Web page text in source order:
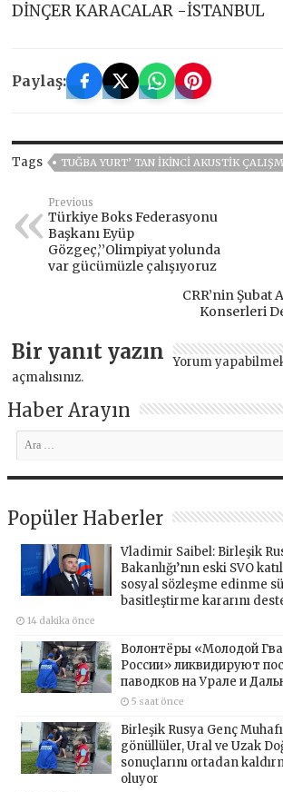
DİNÇER KARACALAR -İSTANBUL
Paylaş:
Tags TUĞBA YURT’ TAN IKINCI AKUSTIK
Previous
Türkiye Boks Federasyonu
Başkanı Eyüp
Gözgeç,’’Olimpiyat yolunda
var gücümüzle çalışıyoruz
CRR’nin Şubat
Konserleri
Bir yanıt yazın Yorum
açmalısınız.
Haber Arayın
Popüler Haberler
Vladimir Saibel: Birleşik
Bakanlığı’nın eski SVO
sosyal sözleşme edinme
basitleştirme kararını
14 dakika önce
Волонтёры «Молодой
России» ликвидируют
паводков на Урале и
5 saat önce
Birleşik Rusya Genç
gönüllüler, Ural ve Uzak
sonuçlarını ortadan
oluyor